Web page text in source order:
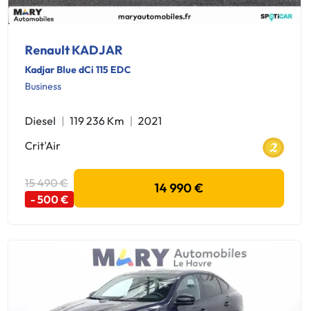
Renault KADJAR
Kadjar Blue dCi 115 EDC
Business
Diesel 119 236 Km
2021
Crit'Air
15 490 €
- 500 €
14 990 €